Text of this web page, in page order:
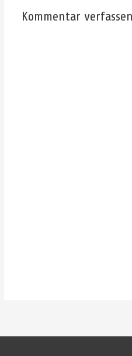
Kommentar verfassen